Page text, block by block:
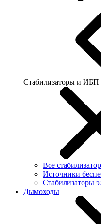
Стабилизаторы и ИБП
Все
Источники
Стабилизаторы
Дымоходы